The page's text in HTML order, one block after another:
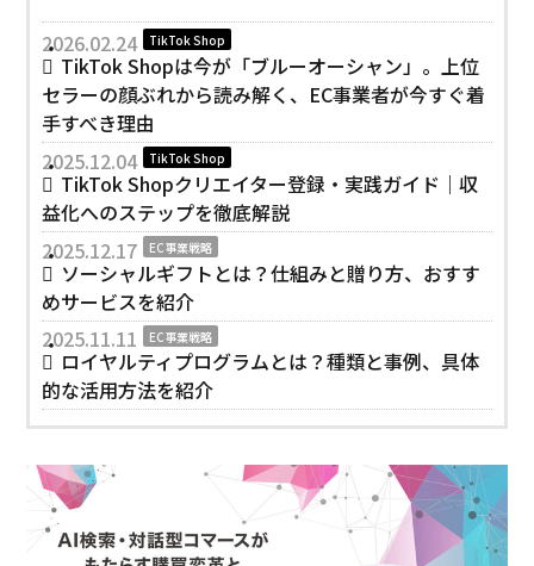
2026.02.24 TikTok Shop
TikTok Shopは今が「ブルーオーシャン」。上位
セラーの顔ぶれから読み解く、EC事業者が今すぐ着
手すべき理由
2025.12.04
TikTok Shop
TikTok Shopクリエイター登録・実践ガイド｜収
益化へのステップを徹底解説
2025.12.17
EC事業戦略
ソーシャルギフトとは？仕組みと贈り方、おすす
めサービスを紹介
2025.11.11
EC事業戦略
ロイヤルティプログラムとは？種類と事例、具体
的な活用方法を紹介